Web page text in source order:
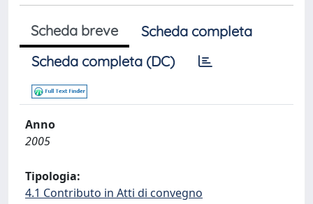
Scheda breve
Scheda completa
Scheda completa (DC)
Anno
2005
Tipologia:
4.1 Contributo in Atti di convegno